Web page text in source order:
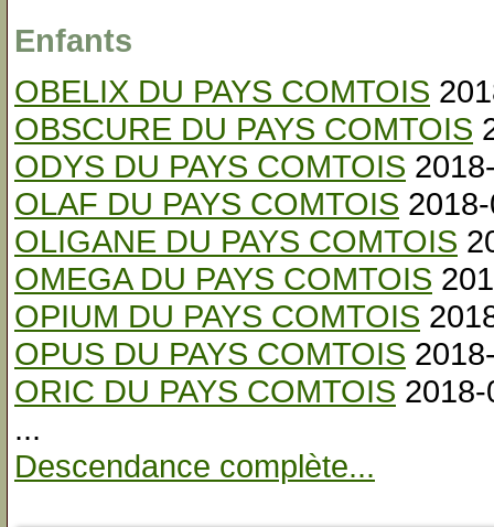
Enfants
OBELIX DU PAYS COMTOIS
OBSCURE DU PAYS COMTOIS
ODYS DU PAYS COMTOIS
OLAF DU PAYS COMTOIS
OLIGANE DU PAYS COMTOIS
OMEGA DU PAYS COMTOIS
OPIUM DU PAYS COMTOIS
OPUS DU PAYS COMTOIS
ORIC DU PAYS COMTOIS
...
Descendance complète...